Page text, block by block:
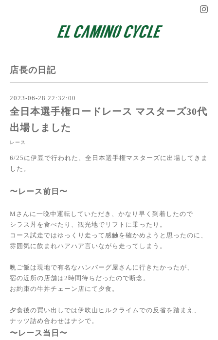
店長の日記
2023-06-28 22:32:00
全日本選手権ロードレース マスターズ30代
出場しました
レース
6/25に伊豆で行われた、全日本選手権マスターズに出場してきま
した。
〜レース前日〜
Mさんに一晩中運転していただき、かなり早く到着したので
シラス丼を食べたり、観光地でリフトに乗ったり。
コース試走ではゆっくり走って感触を確かめようと思ったのに、
雰囲気に飲まれハアハア言いながら走ってしまう。
晩ご飯は現地で有名なハンバーグ屋さんに行きたかったが、
宿の近所の店舗は2時間待ちだったので断念。
お約束の牛丼チェーン店にて夕食。
夕食後の買い出しでは伊吹山ヒルクライムでの反省を踏まえ、
ナッツ詰め合わせはナシで。
〜レース当日〜